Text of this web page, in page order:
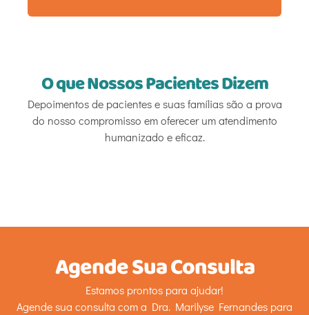
O que Nossos Pacientes Dizem
Depoimentos de pacientes e suas famílias são a prova
do nosso compromisso em oferecer um atendimento
humanizado e eficaz.
Agende Sua Consulta
Estamos prontos para ajudar!
Agende sua consulta com a Dra. Marilyse Fernandes para